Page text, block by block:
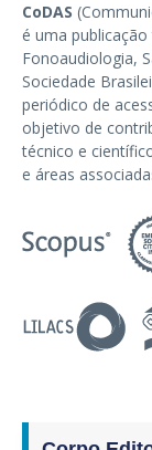
CoDAS
é uma
Fonoaudiologia,
Sociedade
periódico de
objetivo de
técnico e
e áreas